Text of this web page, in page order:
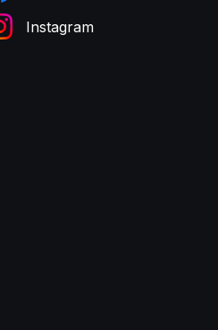
Instagram